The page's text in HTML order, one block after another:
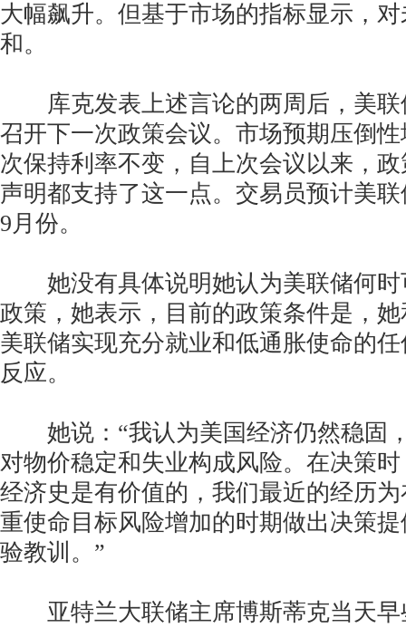
大幅飙升。但基于市场的指标显示，
和。
库克发表上述言论的两周后，美联
召开下一次政策会议。市场预期压倒
次保持利率不变，自上次会议以来，
声明都支持了这一点。交易员预计美
9月份。
她没有具体说明她认为美联储何时
政策，她表示，目前的政策条件是，
美联储实现充分就业和低通胀使命的
反应。
她说：“我认为美国经济仍然稳固
对物价稳定和失业构成风险。在决策
经济史是有价值的，我们最近的经历
重使命目标风险增加的时期做出决策
验教训。”
亚特兰大联储主席博斯蒂克当天早